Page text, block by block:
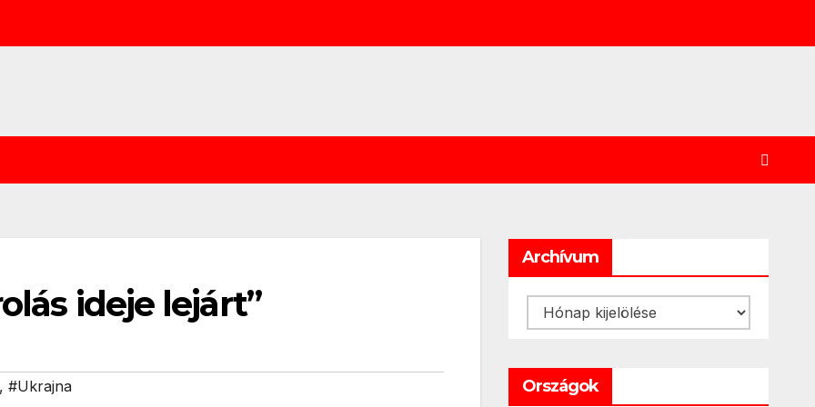
ideje lejárt”
, #Ukrajna
Archívum
Archívum
Országok